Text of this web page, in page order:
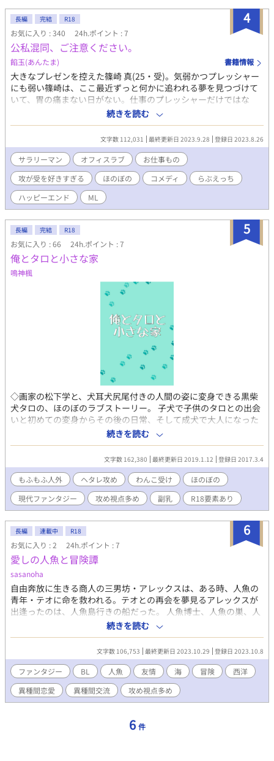
4
長編 完結 R18
お気に入り : 340 24h.ポイント : 7
公私混同、ご注意ください。
餡玉(あんたま) 書籍情報
大きなプレゼンを控えた篠崎 真(25・受)。気弱かつプレッシャー
にも弱い篠崎は、ここ最近ずっと何かに追われる夢を見つづけて
いて、胃の痛まない日がない。仕事のプレッシャーだけではな
い。同じ部のイケメン先輩社員・大城から感じる圧もまた、篠崎
の胃を痛める一因で……。 一方、クールで厳しい先輩の顔を見せ
ている大城亮一(28)だが、実は篠崎真に惚れている。同じ職場で
気まずくなることを避けるため、鋼の意志をもって篠崎を厳しく
育ててきたが、本当は篠崎が可愛くて仕方がない。そして件のプ
レゼンが無事に終わり、ひと段落ついた頃、篠崎が「一緒に大阪
出張しませんか？」と持ちかけてきて……！？ ◇ライト文芸に投
稿した超健全な短編に攻め視点を加え、BLにしております ◇攻め
視点多め。受けと攻めの視点がランダムに交代します ◇他サイト
続きを読む
文字数 112,031 最終更新日 2023.9.28 登録日 2023.8.26
サラリーマン オフィスラブ
お仕事もの
攻が受を好きすぎる
ほのぼの コメディ
らぶえっち
ハッピーエンド
ML
5
長編 完結 R18
お気に入り : 66 24h.ポイント : 7
俺とタロと小さな家
鳴神楓
◇画家の松下学と、犬耳犬尻尾付きの人間の姿に変身できる黒柴
犬タロの、ほのぼのラブストーリー。 子犬で子供のタロとの出会
いと初めての変身からその後の日常、そして成犬で大人になった
タロとの恋愛模様とその後のいちゃらぶな日々を描く。 ◆松下
学（まつした がく）……駆け出しの画家。25才。ヘタレ攻め。
本作の主人公。画家のわりにガタイはいい。副業で萌え系エロ小
説のイラストを描いている。 ◆タロ……元捨て犬のオスの黒柴。
忠犬受け。 右後ろ足だけ黒いのがチャームポイント。時々人間に
変身し、学を「ご主人様」と呼ぶ。 ◆本編完結済。恋愛要素は第
２章 成犬編から。☆★は性描写あり。ムーンライトノベルズよ
り転載。
続きを読む
文字数 162,380 最終更新日 2019.1.12 登録日 2017.3.4
もふもふ人外 ヘタレ攻め わんこ受け
ほのぼの
現代ファンタジー
攻め視点多め 副乳 R18要素あり
6
長編 連載中 R18
お気に入り : 2 24h.ポイント : 7
愛しの人魚と冒険譚
sasanoha
自由奔放に生きる商人の三男坊・アレックスは、ある時、人魚の
青年・テオに命を救われる。テオとの再会を夢見るアレックスが
出逢ったのは、人魚島行きの船だった。 人魚博士、人魚の巣、人
食い人魚、人魚の卵を狙う商人―…人魚という、未知の生物に魅
せられた者達の思惑に巻き込まれ、テオとアレックス（＋人魚博
士）の冒険が、今、始まる！ 冒険メインの友情！絆！異種間恋
愛！
続きを読む
文字数 106,753 最終更新日 2023.10.29 登録日 2023.10.8
ファンタジー BL 人魚 友情 海 冒険
西洋
異種間恋愛
異種間交流 攻め視点多め
6 件